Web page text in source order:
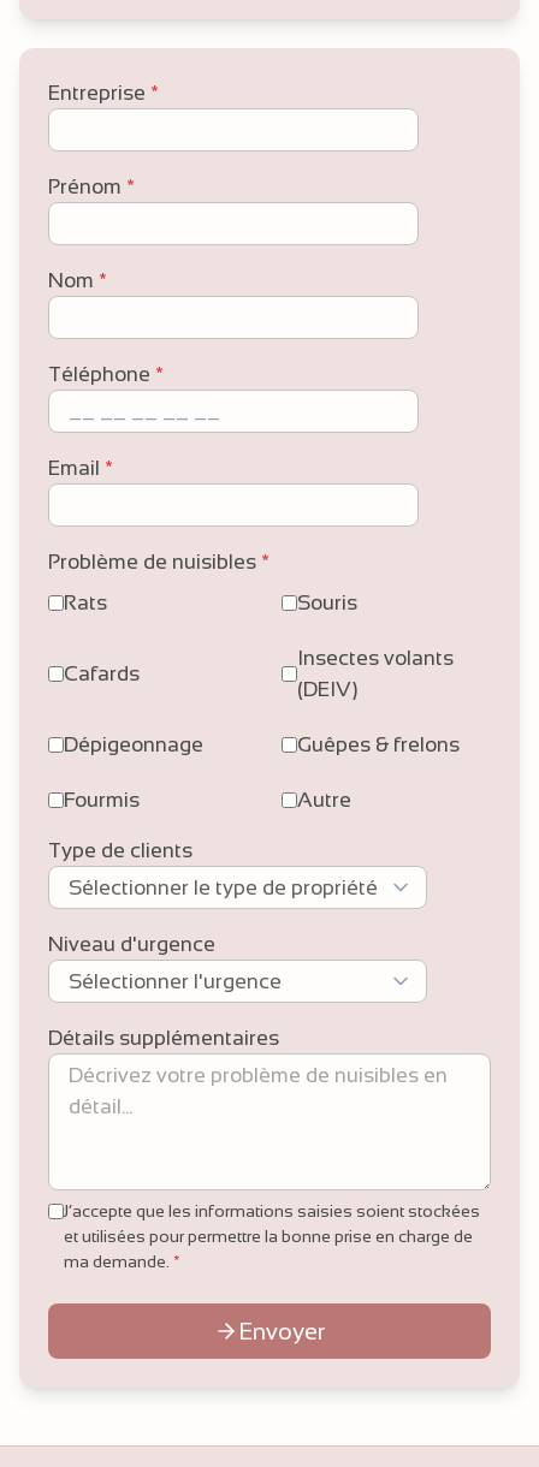
Entreprise *
Prénom *
Nom *
Téléphone *
Email *
Problème de nuisibles *
Rats
Souris
Cafards
Insectes volants
(DEIV)
Dépigeonnage Guêpes & frelons
Fourmis Autre
Type de clients
Niveau d'urgence
Détails supplémentaires
J’accepte que les informations saisies soient stockées
et utilisées pour permettre la bonne prise en charge de
ma demande. *
Envoyer